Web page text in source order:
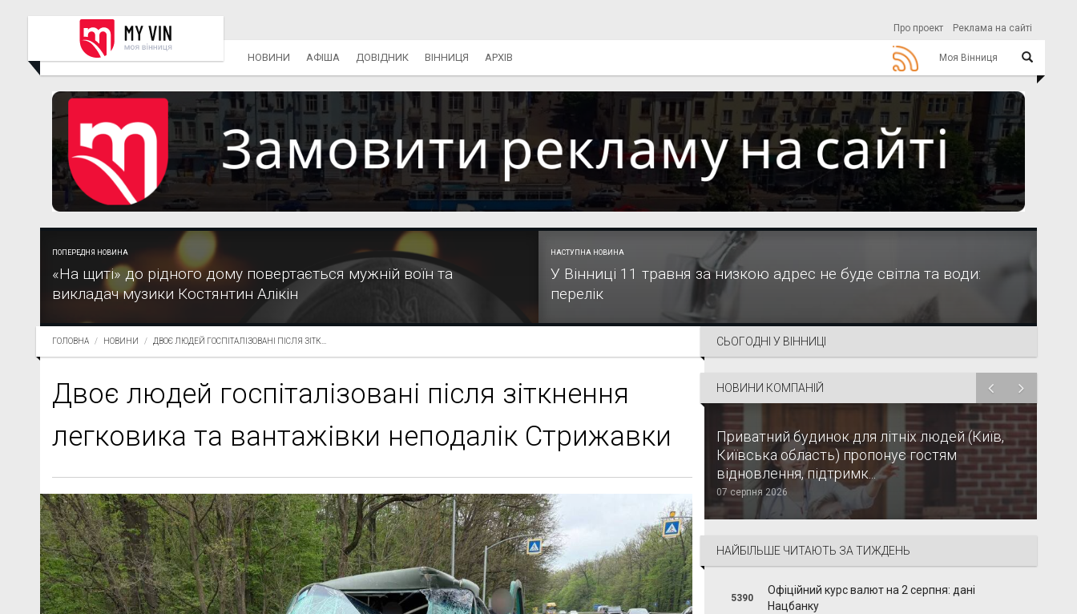
Про проект Реклама на сайті
Моя Вінниця
НОВИНИ АФІША ДОВІДНИК ВІННИЦЯ АРХІВ
ПОПЕРЕДНЯ НОВИНА
«На щиті» до рідного дому повертається мужній воїн та
викладач музики Костянтин Алікін
НАСТУПНА НОВИНА
У Вінниці 11 травня за низкою адрес не буде світла та води:
перелік
ГОЛОВНА НОВИНИ ДВОЄ ЛЮДЕЙ ГОСПІТАЛІЗОВАНІ ПІСЛЯ ЗІТК...
Двоє людей госпіталізовані після зіткнення
легковика та вантажівки неподалік Стрижавки
СЬОГОДНІ У ВІННИЦІ
НОВИНИ КОМПАНІЙ
Приватний будинок для літніх людей (Київ,
Київська область) пропонує гостям
відновлення, підтримк...
07 серпня 2026
НАЙБІЛЬШЕ ЧИТАЮТЬ ЗА ТИЖДЕНЬ
5390
Офіційний курс валют на 2 серпня: дані
Нацбанку